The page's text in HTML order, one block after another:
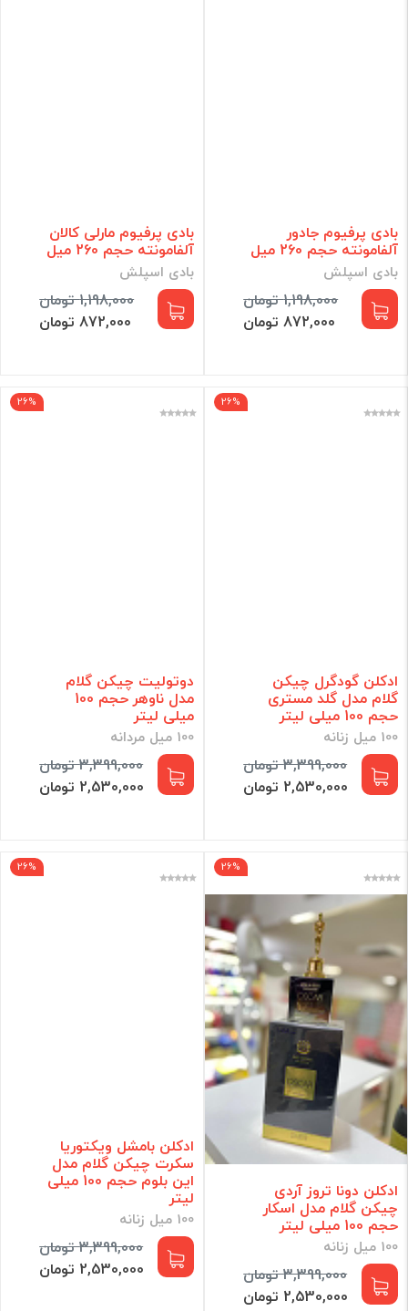
بادی پرفیوم جادور
آلفامونته حجم 260 میل
بادی اسپلش
1,198,000 تومان
872,000 تومان
بادی پرفیوم مارلی کالان
آلفامونته حجم 260 میل
بادی اسپلش
1,198,000 تومان
872,000 تومان
26%
ادکلن گودگرل چیکن
گلام مدل گلد مستری
حجم 100 میلی لیتر
100 میل زنانه
3,399,000 تومان
2,530,000 تومان
26%
دوتولیت چیکن گلام
مدل ناوهر حجم 100
میلی لیتر
100 میل مردانه
3,399,000 تومان
2,530,000 تومان
26%
ادکلن دونا تروز آردی
چیکن گلام مدل اسکار
حجم 100 میلی لیتر
100 میل زنانه
3,399,000 تومان
2,530,000 تومان
26%
ادکلن بامشل ویکتوریا
سکرت چیکن گلام مدل
این بلوم حجم 100 میلی
لیتر
100 میل زنانه
3,399,000 تومان
2,530,000 تومان